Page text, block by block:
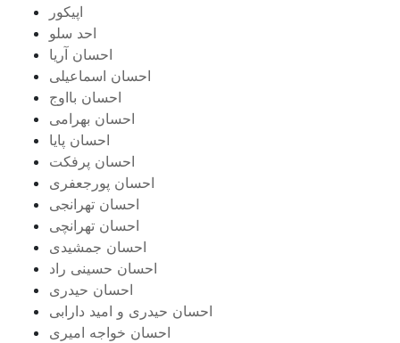
اپیکور
احد سلو
احسان آریا
احسان اسماعیلی
احسان بااوج
احسان بهرامی
احسان پایا
احسان پرفکت
احسان پورجعفری
احسان تهرانجی
احسان تهرانچی
احسان جمشیدی
احسان حسینی راد
احسان حیدری
احسان حیدری و امید دارابی
احسان خواجه امیری